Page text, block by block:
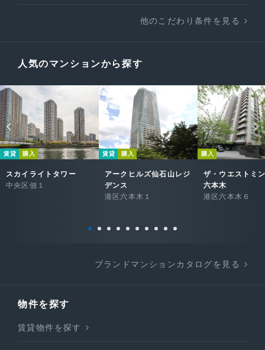
他のこだわり条件を見る
人気のマンションから探す
賃貸 購入
スカイライトタワー
中央区佃１
賃貸 購入
アークヒルズ仙石山レジ
デンス
港区六本木１
購入
ザ・ウエストミ
六本木
港区六本木６
ブランドマンションカタログを見る
物件を探す
賃貸物件を探す